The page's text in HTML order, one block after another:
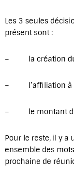
Les 3 seules
présent sont :
– la création du
– l’affiliation à
– le montant de
Pour le reste, il y a
ensemble des
prochaine de